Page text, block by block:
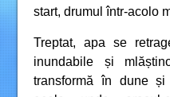
start, drumul într-acolo
Treptat, apa se
inundabile și
transformă în dune